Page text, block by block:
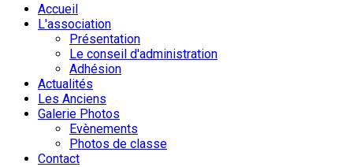
Accueil
L'association
Présentation
Le conseil d'administration
Adhésion
Actualités
Les Anciens
Galerie Photos
Evènements
Photos de classe
Contact